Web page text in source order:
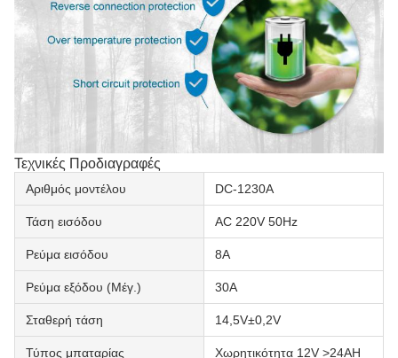
Τεχνικές Προδιαγραφές
Αριθμός μοντέλου DC-1230A
Τάση εισόδου AC 220V 50Hz
Ρεύμα εισόδου 8Α
Ρεύμα εξόδου (Μέγ.) 30Α
Σταθερή τάση 14,5V±0,2V
Τύπος μπαταρίας Χωρητικότητα 12V >24AH